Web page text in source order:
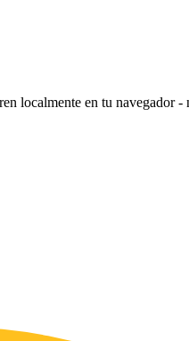
localmente en tu navegador -